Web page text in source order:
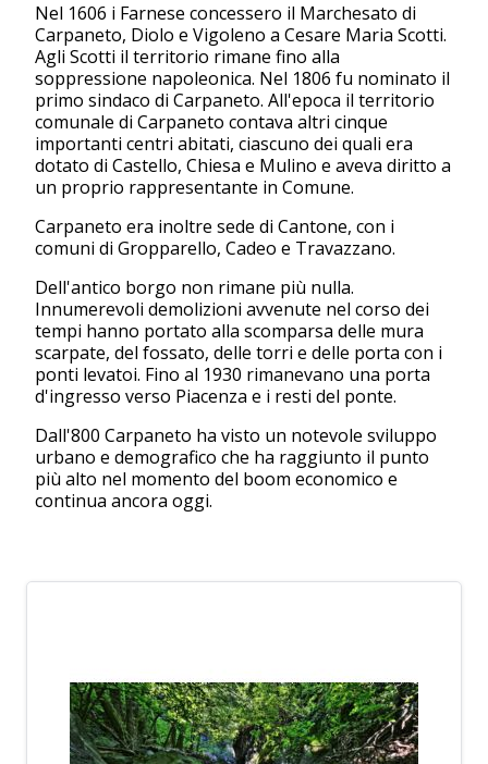
Nel 1606 i Farnese concessero il Marchesato di
Carpaneto, Diolo e Vigoleno a Cesare Maria Scotti.
Agli Scotti il territorio rimane fino alla
soppressione napoleonica. Nel 1806 fu nominato il
primo sindaco di Carpaneto. All'epoca il territorio
comunale di Carpaneto contava altri cinque
importanti centri abitati, ciascuno dei quali era
dotato di Castello, Chiesa e Mulino e aveva diritto a
un proprio rappresentante in Comune.
Carpaneto era inoltre sede di Cantone, con i
comuni di Gropparello, Cadeo e Travazzano.
Dell'antico borgo non rimane più nulla.
Innumerevoli demolizioni avvenute nel corso dei
tempi hanno portato alla scomparsa delle mura
scarpate, del fossato, delle torri e delle porta con i
ponti levatoi. Fino al 1930 rimanevano una porta
d'ingresso verso Piacenza e i resti del ponte.
Dall'800 Carpaneto ha visto un notevole sviluppo
urbano e demografico che ha raggiunto il punto
più alto nel momento del boom economico e
continua ancora oggi.